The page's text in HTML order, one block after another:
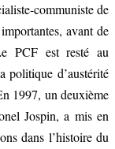
communiste de
avant de
PCF est resté au
politique d’austérité
1997, un deuxième
Jospin, a mis en
dans l’histoire du